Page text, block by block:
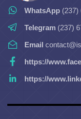
WhatsApp (237)
Telegram (237)
Email
https://
https://